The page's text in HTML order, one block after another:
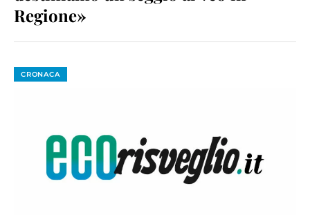
Regione»
CRONACA